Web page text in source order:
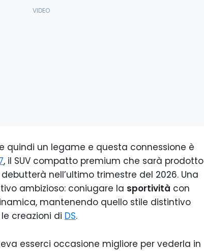
quindi un legame e questa connessione è
, il SUV compatto premium che sarà prodotto
nell’ultimo trimestre del 2026. Una
ambizioso: coniugare la sportività con
mantenendo quello stile distintivo
creazioni di DS.
esserci occasione migliore per vederla in